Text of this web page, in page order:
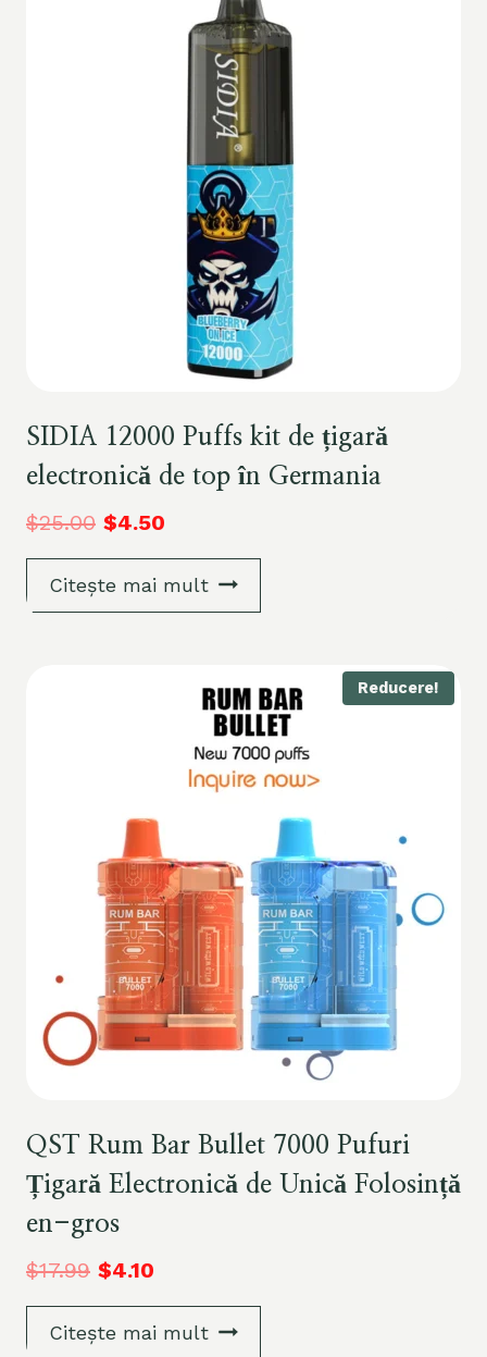
SIDIA 12000 Puffs kit de țigară
electronică de top în Germania
$25.00 $4.50
Citește mai mult
Reducere!
QST Rum Bar Bullet 7000 Pufuri
Țigară Electronică de Unică Folosință
en-gros
$17.99 $4.10
Citește mai mult